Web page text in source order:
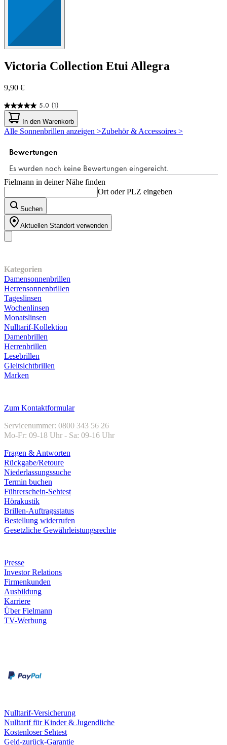
Victoria Collection Etui Allegra
9,90 €
5.0 (1)
5.0
von
5
Sternen.
Bewertung
In den Warenkorb
Alle Sonnenbrillen anzeigen >Zubehör & Accessoires >
Fielmann in deiner Nähe finden
Ort oder PLZ eingeben
Suchen
Aktuellen Standort verwenden
Kategorien
Damensonnenbrillen
Herrensonnenbrillen
Tageslinsen
Wochenlinsen
Monatslinsen
Nulltarif-Kollektion
Damenbrillen
Herrenbrillen
Lesebrillen
Gleitsichtbrillen
Marken
Zum Kontaktformular
Servicenummer: 0800 343 56 26
Mo-Fr: 09-18 Uhr - Sa: 09-16 Uhr
Fragen & Antworten
Rückgabe/Retoure
Niederlassungssuche
Termin buchen
Führerschein-Sehtest
Hörakustik
Brillen-Auftragsstatus
Bestellung widerrufen
Gesetzliche Gewährleistungsrechte
Presse
Investor Relations
Firmenkunden
Ausbildung
Karriere
Über Fielmann
TV-Werbung
Nulltarif-Versicherung
Nulltarif für Kinder & Jugendliche
Kostenloser Sehtest
Geld-zurück-Garantie